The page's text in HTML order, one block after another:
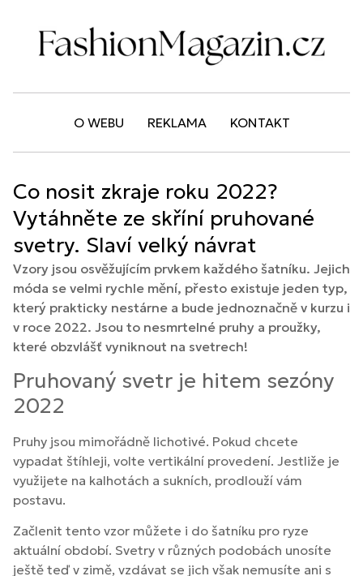
O WEBU REKLAMA KONTAKT
Co nosit zkraje roku 2022?
Vytáhněte ze skříní pruhované
svetry. Slaví velký návrat
Vzory jsou osvěžujícím prvkem každého šatníku. Jejich
móda se velmi rychle mění, přesto existuje jeden typ,
který prakticky nestárne a bude jednoznačně v kurzu i
v roce 2022. Jsou to nesmrtelné pruhy a proužky,
které obzvlášť vyniknout na svetrech!
Pruhovaný svetr je hitem sezóny
2022
Pruhy jsou mimořádně lichotivé. Pokud chcete
vypadat štíhleji, volte vertikální provedení. Jestliže je
využijete na kalhotách a sukních, prodlouží vám
postavu.
Začlenit tento vzor můžete i do šatníku pro ryze
aktuální období. Svetry v různých podobách unosíte
ještě teď v zimě, vzdávat se jich však nemusíte ani s